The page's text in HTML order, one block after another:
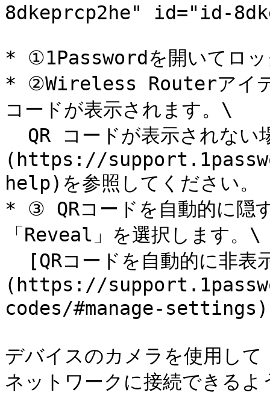
8dkeprcp2he" id="id-
* ①1Passwordを開いてロッ
* ②Wireless Routerアイテ
コードが表示されます。\
(https://
help)を参照してください。
* ③ QRコードを自動的に隠
「Reveal」を選択します。\
(https://
codes/#manage-settings)
デバイスのカメラを使用し
ネットワークに接続できる